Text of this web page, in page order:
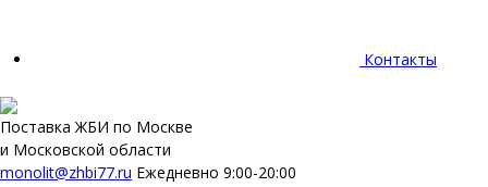
Контакты
Поставка ЖБИ по Москве
и Московской области
monolit@zhbi77.ru Ежедневно 9:00-20:00